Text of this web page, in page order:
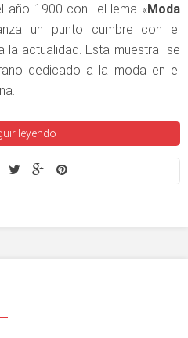
año 1900 con el lema «Moda
un punto cumbre con el
la actualidad. Esta muestra se
dedicado a la moda en el
leyendo